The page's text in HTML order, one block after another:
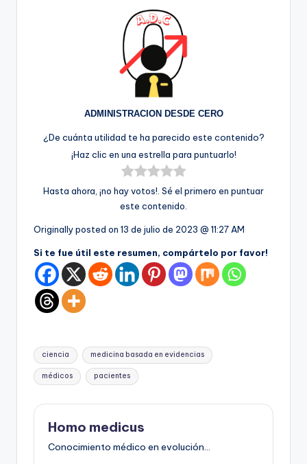
ADMINISTRACION DESDE CERO
¿De cuánta utilidad te ha parecido este contenido?
¡Haz clic en una estrella para puntuarlo!
Hasta ahora, ¡no hay votos!. Sé el primero en puntuar
este contenido.
Originally posted on 13 de julio de 2023 @ 11:27 AM
Si te fue útil este resumen, compártelo por favor!
Etiquetas:
ciencia medicina basada en evidencias
médicos pacientes
Homo medicus
Conocimiento médico en evolución...